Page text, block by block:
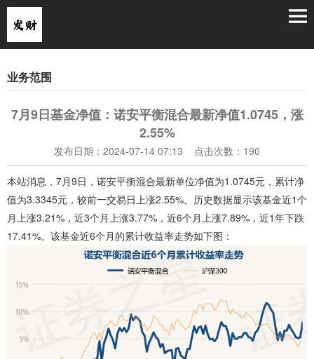
业务范围
7月9日基金净值：诺安平衡混合最新净值1.0745，涨
2.55%
发布日期：2024-07-14 07:13 点击次数：190
本站消息，7月9日，诺安平衡混合最新单位净值为1.0745元，累计净
值为3.3345元，较前一交易日上涨2.55%。历史数据显示该基金近1个
月上涨3.21%，近3个月上涨3.77%，近6个月上涨7.89%，近1年下跌
17.41%。该基金近6个月的累计收益率走势如下图：